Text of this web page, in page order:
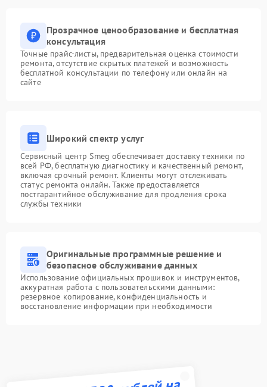
Прозрачное ценообразование и бесплатная
консультация
Точные прайс-листы, предварительная оценка стоимости
ремонта, отсутствие скрытых платежей и возможность
бесплатной консультации по телефону или онлайн на
сайте
Широкий спектр услуг
Сервисный центр Smeg обеспечивает доставку техники по
всей РФ, бесплатную диагностику и качественный ремонт,
включая срочный ремонт. Клиенты могут отслеживать
статус ремонта онлайн. Также предоставляется
постгарантийное обслуживание для продления срока
службы техники
Оригинальные программные решение и
безопасное обслуживание данных
Использование официальных прошивок и инструментов,
аккуратная работа с пользовательскими данными:
резервное копирование, конфиденциальность и
восстановление информации при необходимости